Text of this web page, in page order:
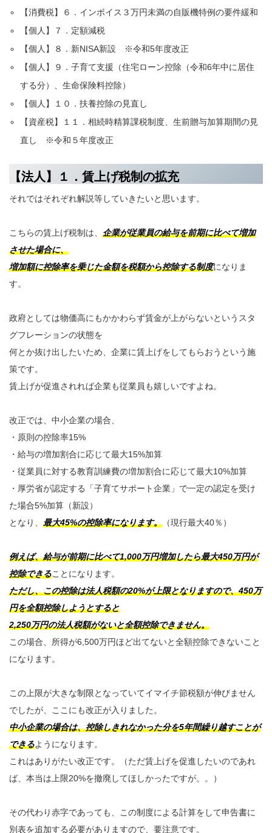
【消費税】６．インボイス３万円未満の自販機特例の要件緩和
【個人】７．定額減税
【個人】８．新NISA新設 ※令和5年度改正
【個人】９．子育て支援（住宅ローン控除（令和6年中に居住
する分）、生命保険料控除）
【個人】１０．扶養控除の見直し
【資産税】１１．相続時精算課税制度、生前贈与加算期間の見
直し ※令和５年度改正
【法人】１．賃上げ税制の拡充
それではそれぞれ解説等していきたいと思います。
こちらの賃上げ税制は、 企業が従業員の給与を前期に比べて増加
させた場合に、
増加額に控除率を乗じた金額を税額から控除する制度になりま
す。
政府としては物価高にもかかわらず賃金が上がらないというスタ
グフレーションの状態を
何とか抜け出したいため、企業に賃上げをしてもらおうという施
策です。
賃上げが促進されれば企業も従業員も嬉しいですよね。
改正では、中小企業の場合、
・原則の控除率15%
・給与の増加割合に応じて最大15%加算
・従業員に対する教育訓練費の増加割合に応じて最大10%加算
・厚労省が認定する「子育てサポート企業」で一定の認定を受け
た場合5%加算（新設）
となり、 最大45%の控除率になります。 （現行最大40％）
例えば、給与が前期に比べて1,000万円増加したら最大450万円が
控除できることになります。
ただし、この控除は法人税額の20%が上限となりますので、450万
円を全額控除しようとすると
2,250万円の法人税額がないと全額控除できません。
この場合、所得が6,500万円ほど出てないと全額控除できないこと
になります。
この上限が大きな制限となっていてイマイチ節税額が伸びません
でしたが、ここにも改正が入りました。
中小企業の場合は、控除しきれなかった分を5年間繰り越すことが
できるようになります。
これはありがたい改正です。（ただ賃上げを促進したいのであれ
ば、本当は上限20%を撤廃してほしかったですが。。）
その代わり赤字であっても、この制度による計算をして申告書に
別表を追加する必要がありますので、要注意です。